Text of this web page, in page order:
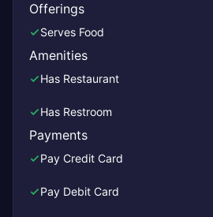
Offerings
Serves Food
Amenities
Has Restaurant
Has Restroom
Payments
Pay Credit Card
Pay Debit Card